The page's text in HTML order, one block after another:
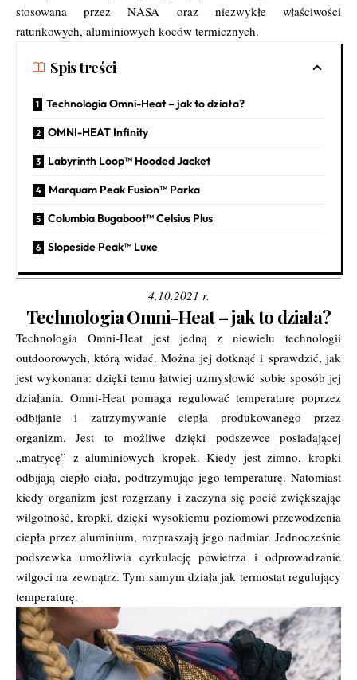
stosowana przez NASA oraz niezwykłe właściwości
ratunkowych, aluminiowych koców termicznych.
Spis treści
Technologia Omni-Heat – jak to działa?
OMNI-HEAT Infinity
Labyrinth Loop™ Hooded Jacket
Marquam Peak Fusion™ Parka
Columbia Bugaboot™ Celsius Plus
Slopeside Peak™ Luxe
4.10.2021 r.
Technologia Omni-Heat – jak to działa?
Technologia Omni-Heat jest jedną z niewielu technologii
outdoorowych, którą widać. Można jej dotknąć i sprawdzić, jak
jest wykonana: dzięki temu łatwiej uzmysłowić sobie sposób jej
działania. Omni-Heat pomaga regulować temperaturę poprzez
odbijanie i zatrzymywanie ciepła produkowanego przez
organizm. Jest to możliwe dzięki podszewce posiadającej
„matrycę” z aluminiowych kropek. Kiedy jest zimno, kropki
odbijają ciepło ciała, podtrzymując jego temperaturę. Natomiast
kiedy organizm jest rozgrzany i zaczyna się pocić zwiększając
wilgotność, kropki, dzięki wysokiemu poziomowi przewodzenia
ciepła przez aluminium, rozpraszają jego nadmiar. Jednocześnie
podszewka umożliwia cyrkulację powietrza i odprowadzanie
wilgoci na zewnątrz. Tym samym działa jak termostat regulujący
temperaturę.